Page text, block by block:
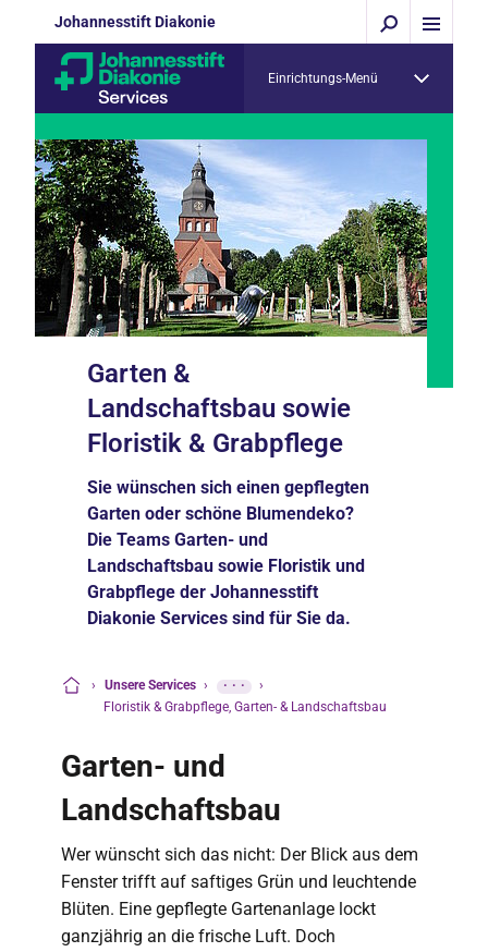
Johannesstift Diakonie
Einrichtungs-Menü
Garten &
Landschaftsbau sowie
Floristik & Grabpflege
Sie wünschen sich einen gepflegten
Garten oder schöne Blumendeko?
Die Teams Garten- und
Landschaftsbau sowie Floristik und
Grabpflege der Johannesstift
Diakonie Services sind für Sie da.
› Unsere Services › ···
›
Floristik & Grabpflege, Garten- & Landschaftsbau
Garten- und
Landschaftsbau
Wer wünscht sich das nicht: Der Blick aus dem
Fenster trifft auf saftiges Grün und leuchtende
Blüten. Eine gepflegte Gartenanlage lockt
ganzjährig an die frische Luft. Doch